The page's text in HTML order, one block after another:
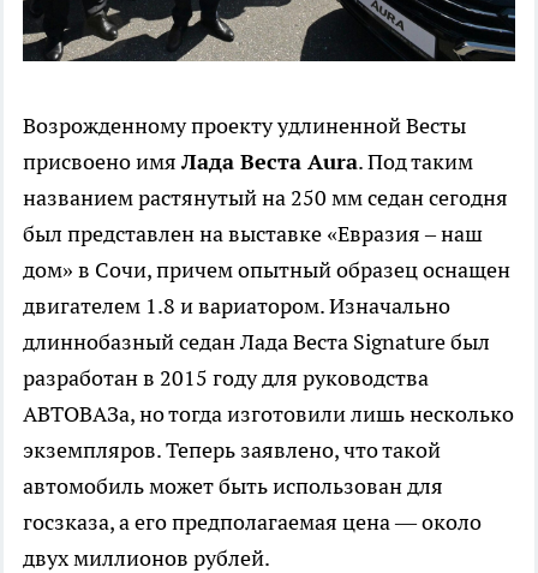
Возрожденному проекту удлиненной Весты
присвоено имя Лада Веста Aura. Под таким
названием растянутый на 250 мм седан сегодня
был представлен на выставке «Евразия – наш
дом» в Сочи, причем опытный образец оснащен
двигателем 1.8 и вариатором. Изначально
длиннобазный седан Лада Веста Signature был
разработан в 2015 году для руководства
АВТОВАЗа, но тогда изготовили лишь несколько
экземпляров. Теперь заявлено, что такой
автомобиль может быть использован для
госзказа, а его предполагаемая цена — около
двух миллионов рублей.